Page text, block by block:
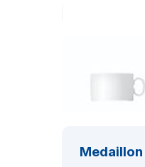
Medaillon